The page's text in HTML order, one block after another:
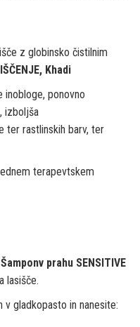
z globinsko čistilnim
Khadi
inobloge, ponovno
izboljša
ter rastlinskih barv, ter
terapevtskem
Šamponv prahu SENSITIVE
lasišče.
gladkopasto in nanesite: